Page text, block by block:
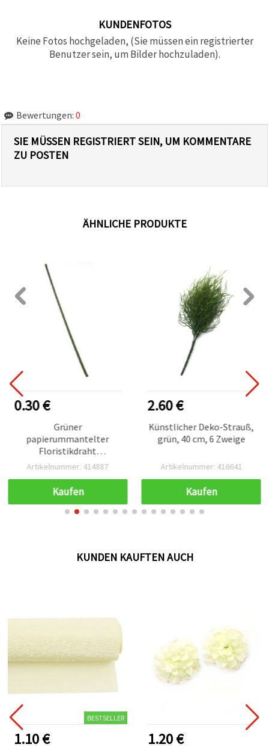
KUNDENFOTOS
Keine Fotos hochgeladen, (Sie müssen ein registrierter
Benutzer sein, um Bilder hochzuladen).
Bewertungen: 0
SIE MÜSSEN REGISTRIERT SEIN, UM KOMMENTARE
ZU POSTEN
ÄHNLICHE PRODUKTE
0.30 €
Grüner
papierummantelter
Floristikdraht
(Blumenstiel) – Ø 3 mm,
Länge ca. 50 cm – 1 Stück
Artikelnummer: 414887
Kaufen
2.60 €
Künstlicher Deko-Strauß,
grün, 40 cm, 6 Zweige
Artikelnummer: 416641
Kaufen
KUNDEN KAUFTEN AUCH
BESTSELLER
1.10 € 1.20 €